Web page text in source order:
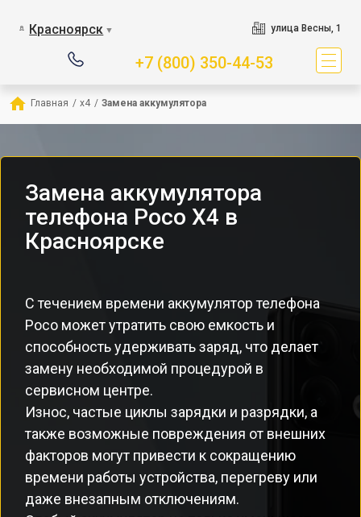
Красноярск ▼ улица Весны, 1
+7 (800) 350-44-53
Главная / x4 / Замена аккумулятора
Замена аккумулятора
телефона Poco X4 в
Красноярске
С течением времени аккумулятор телефона
Poco может утратить свою емкость и
способность удерживать заряд, что делает
замену необходимой процедурой в
сервисном центре.
Износ, частые циклы зарядки и разрядки, а
также возможные повреждения от внешних
факторов могут привести к сокращению
времени работы устройства, перегреву или
даже внезапным отключениям.